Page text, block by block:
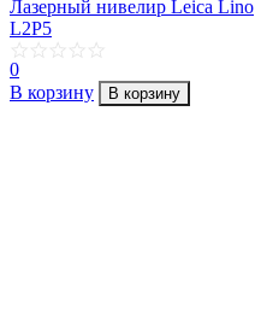
Лазерный нивелир Leica Lino
L2P5
0
В корзину
В корзину